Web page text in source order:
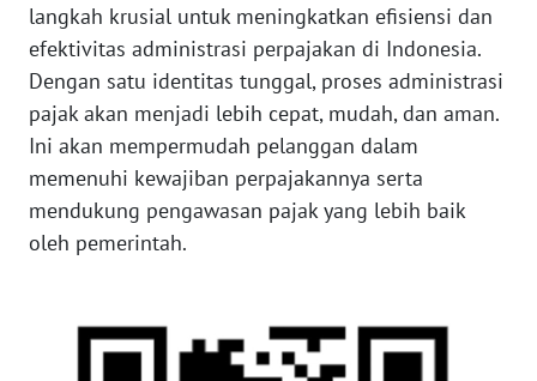
langkah krusial untuk meningkatkan efisiensi dan
efektivitas administrasi perpajakan di Indonesia.
Dengan satu identitas tunggal, proses administrasi
pajak akan menjadi lebih cepat, mudah, dan aman.
Ini akan mempermudah pelanggan dalam
memenuhi kewajiban perpajakannya serta
mendukung pengawasan pajak yang lebih baik
oleh pemerintah.
WN
SULBAR
WN
BABEL
WN
SUMBAR